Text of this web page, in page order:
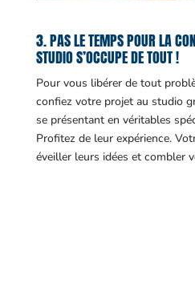
3. PAS LE TEMPS POUR LA
STUDIO S’OCCUPE DE TOUT !
Pour vous libérer de tout
confiez votre projet au studio
se présentant en véritables
Profitez de leur expérience.
éveiller leurs idées et combler